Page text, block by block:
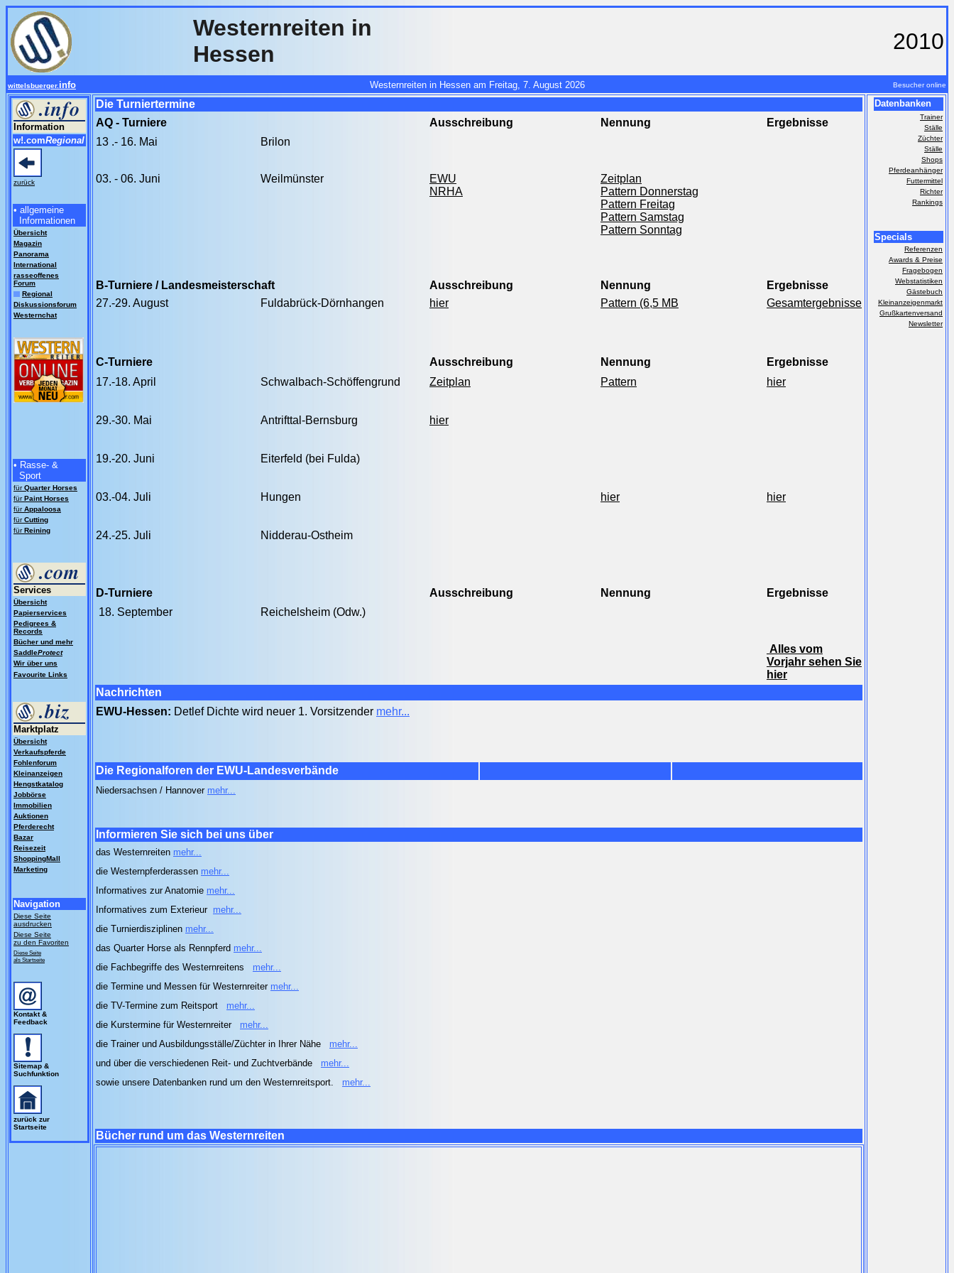
Westernreiten in
Hessen
2010
wittelsbuerger. info Westernreiten in Hessen am Freitag, 7. August 2026 Besucher online
Information
w!.comRegional
zurück
• allgemeine
Informationen
Übersicht
Magazin
Panorama
International
rasseoffenes
Forum
Regional
Diskussionsforum
Westernchat
• Rasse- &
Sport
fürQuarter Horses
fürPaint Horses
fürAppaloosa
fürCutting
fürReining
Services
Übersicht
Papierservices
Pedigrees &
Records
Bücher und mehr
SaddleProtect
Wir über uns
Favourite Links
Marktplatz
Übersicht
Verkaufspferde
Fohlenforum
Kleinanzeigen
Hengstkatalog
Jobbörse
Immobilien
Auktionen
Pferderecht
Bazar
Reisezeit
ShoppingMall
Marketing
Navigation
Diese Seite
ausdrucken
Diese Seite
zu den Favoriten
Diese Seite
als Startseite
Kontakt &
Feedback
Sitemap &
Suchfunktion
zurück zur
Startseite
Die Turniertermine
AQ - Turniere
Ausschreibung Nennung
Ergebnisse
13 .- 16. Mai
Brilon
03. - 06. Juni Weilmünster
EWU
NRHA
Zeitplan
Pattern Donnerstag
Pattern Freitag
Pattern Samstag
Pattern Sonntag
B-Turniere / Landesmeisterschaft Ausschreibung Nennung
Ergebnisse
27.-29. August
Fuldabrück-Dörnhangen hier Pattern (6,5 MB Gesamtergebnisse
C-Turniere Ausschreibung Nennung
Ergebnisse
17.-18. April
Schwalbach-Schöffengrund Zeitplan Pattern hier
29.-30. Mai Antrifttal-Bernsburg hier
19.-20. Juni Eiterfeld (bei Fulda)
03.-04. Juli Hungen hier hier
24.-25. Juli Nidderau-Ostheim
D-Turniere Ausschreibung Nennung
Ergebnisse
18. September
Reichelsheim (Odw.)
Alles vom
Vorjahr sehen Sie
hier
Nachrichten
EWU-Hessen: Detlef Dichte wird neuer 1. Vorsitzender mehr...
Die Regionalforen der EWU-Landesverbände
Niedersachsen / Hannover mehr...
Informieren Sie sich bei uns über
das Westernreiten mehr...
die Westernpferderassen mehr...
Informatives zur Anatomie mehr...
Informatives zum Exterieur mehr...
die Turnierdisziplinen mehr...
das Quarter Horse als Rennpferd mehr...
die Fachbegriffe des Westernreitens
mehr...
die Termine und Messen für Westernreiter mehr...
die TV-Termine zum Reitsport
mehr...
die Kurstermine für Westernreiter
mehr...
die Trainer und Ausbildungsställe/Züchter in Ihrer Nähe
mehr...
und über die verschiedenen Reit- und Zuchtverbände
mehr...
sowie unsere Datenbanken rund um den Westernreitsport.
mehr...
Bücher rund um das Westernreiten
Datenbanken
Trainer
Ställe
Züchter
Ställe
Shops
Pferdeanhänger
Futtermittel
Richter
Rankings
Specials
Referenzen
Awards & Preise
Fragebogen
Webstatistiken
Gästebuch
Kleinanzeigenmarkt
Grußkartenversand
Newsletter